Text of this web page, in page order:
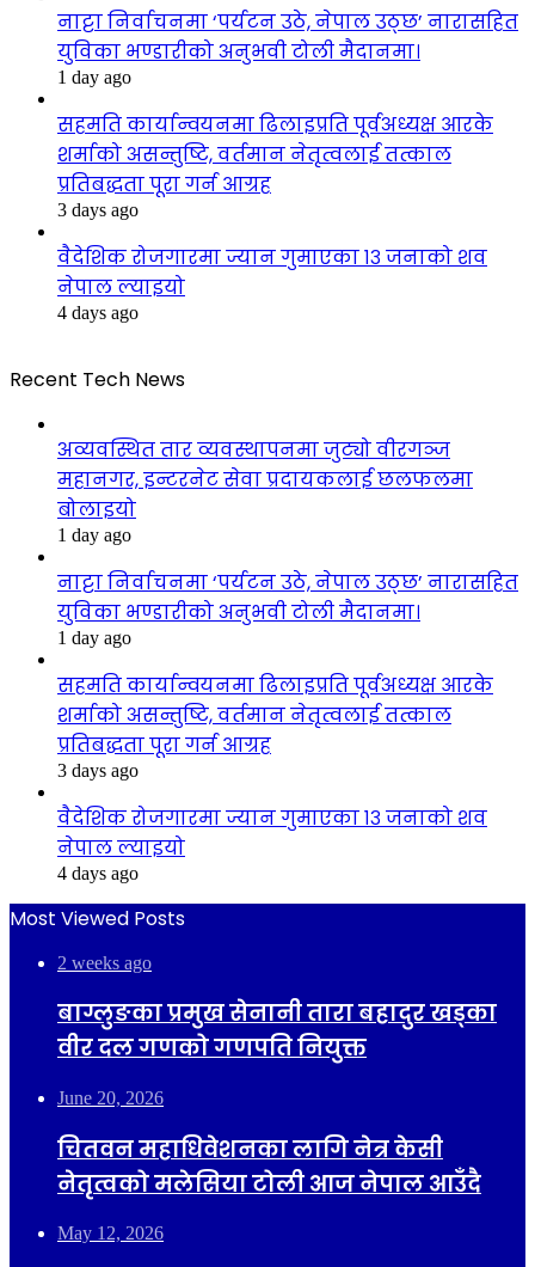
नाट्टा निर्वाचनमा ‘पर्यटन उठे, नेपाल उठ्छ’ नारासहित
युविका भण्डारीको अनुभवी टोली मैदानमा।
1 day ago
सहमति कार्यान्वयनमा ढिलाइप्रति पूर्वअध्यक्ष आरके
शर्माको असन्तुष्टि, वर्तमान नेतृत्वलाई तत्काल
प्रतिबद्धता पूरा गर्न आग्रह
3 days ago
वैदेशिक रोजगारमा ज्यान गुमाएका १३ जनाको शव
नेपाल ल्याइयो
4 days ago
Recent Tech News
अव्यवस्थित तार व्यवस्थापनमा जुट्यो वीरगञ्ज
महानगर, इन्टरनेट सेवा प्रदायकलाई छलफलमा
बोलाइयो
1 day ago
नाट्टा निर्वाचनमा ‘पर्यटन उठे, नेपाल उठ्छ’ नारासहित
युविका भण्डारीको अनुभवी टोली मैदानमा।
1 day ago
सहमति कार्यान्वयनमा ढिलाइप्रति पूर्वअध्यक्ष आरके
शर्माको असन्तुष्टि, वर्तमान नेतृत्वलाई तत्काल
प्रतिबद्धता पूरा गर्न आग्रह
3 days ago
वैदेशिक रोजगारमा ज्यान गुमाएका १३ जनाको शव
नेपाल ल्याइयो
4 days ago
Most Viewed Posts
2 weeks ago
बाग्लुङका प्रमुख सेनानी तारा बहादुर खड्का
वीर दल गणको गणपति नियुक्त
June 20, 2026
चितवन महाधिवेशनका लागि नेत्र केसी
नेतृत्वको मलेसिया टोली आज नेपाल आउँदै
May 12, 2026